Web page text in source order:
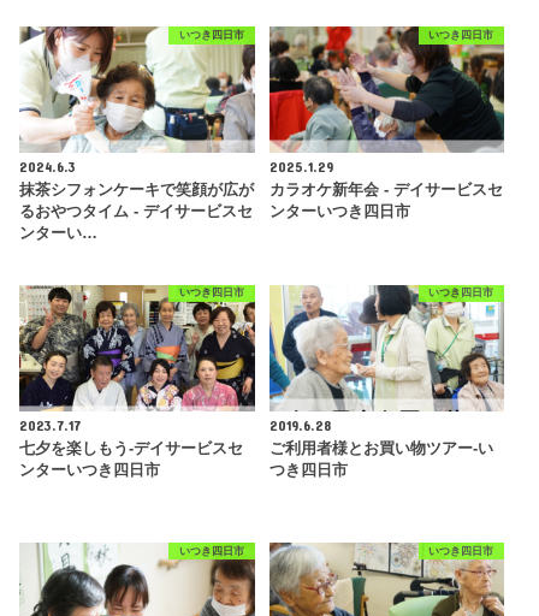
いつき四日市
2024.6.3
抹茶シフォンケーキで笑顔が広が
るおやつタイム - デイサービスセ
ンターい…
いつき四日市
2025.1.29
カラオケ新年会 - デイサービスセ
ンターいつき四日市
いつき四日市
2023.7.17
七夕を楽しもう-デイサービスセ
ンターいつき四日市
いつき四日市
2019.6.28
ご利用者様とお買い物ツアー-い
つき四日市
いつき四日市 いつき四日市